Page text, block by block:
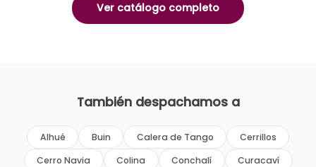
Ver catálogo completo
También despachamos a
Alhué Buin Calera de Tango
Cerrillos
Cerro Navia
Colina Conchalí
Curacaví